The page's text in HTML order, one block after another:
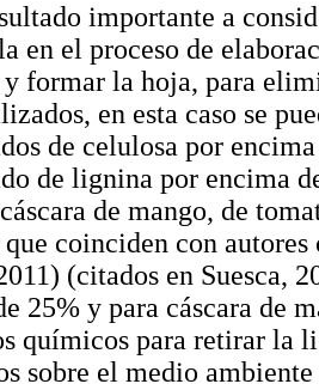
importante a
en el proceso de
formar la hoja, para
en esta caso se
de celulosa por
de lignina por encima
de mango, de
coinciden con
(citados en Suesca,
25% y para cáscara de
químicos para retirar la
sobre el medio